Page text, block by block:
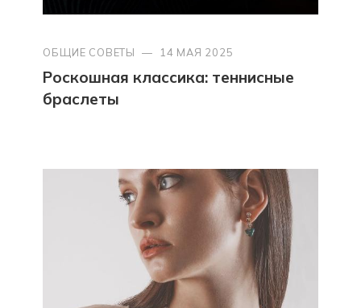
ОБЩИЕ СОВЕТЫ — 14 МАЯ 2025
Роскошная классика: теннисные
браслеты